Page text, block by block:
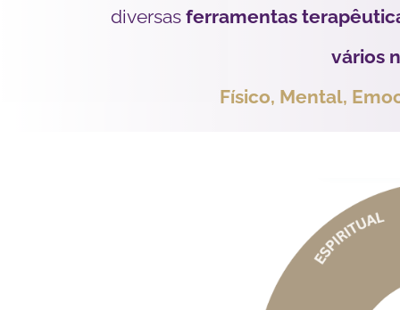
diversas ferramentas
vários
Físico, Mental,